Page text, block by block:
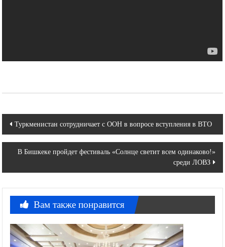
Навигация
по
записям
Туркменистан сотрудничает с ООН в вопросе вступления в ВТО
В Бишкеке пройдет фестиваль «Солнце светит всем одинаково!»
среди ЛОВЗ
Вам также понравится